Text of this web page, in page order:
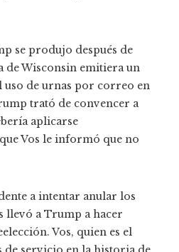
se produjo después de
de Wisconsin emitiera un
de urnas por correo en
trató de convencer a
aplicarse
Vos le informó que no
a intentar anular los
llevó a Trump a hacer
Vos, quien es el